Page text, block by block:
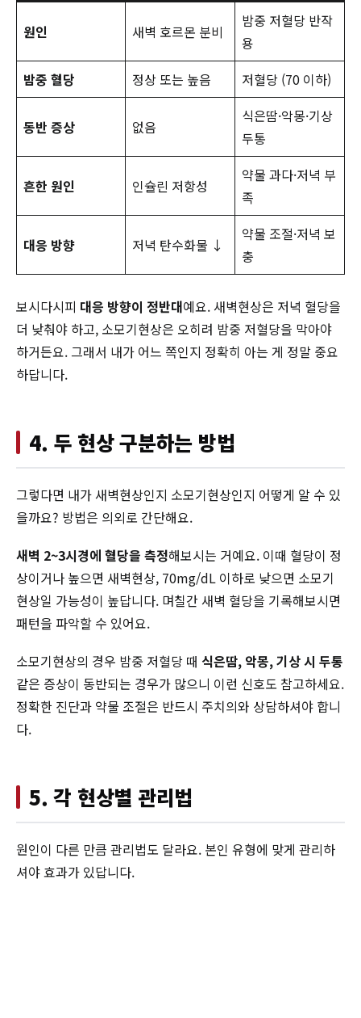
원인 새벽 호르몬 분비
밤중 저혈당 반작
용
밤중 혈당
정상 또는 높음 저혈당 (70 이하)
동반 증상 없음
식은땀·악몽·기상
두통
흔한 원인 인슐린 저항성
약물 과다·저녁 부
족
대응 방향 저녁 탄수화물 ↓
약물 조절·저녁 보
충
보시다시피 대응 방향이 정반대예요. 새벽현상은 저녁 혈당을
더 낮춰야 하고, 소모기현상은 오히려 밤중 저혈당을 막아야
하거든요. 그래서 내가 어느 쪽인지 정확히 아는 게 정말 중요
하답니다.
4. 두 현상 구분하는 방법
그렇다면 내가 새벽현상인지 소모기현상인지 어떻게 알 수 있
을까요? 방법은 의외로 간단해요.
새벽 2~3시경에 혈당을 측정해보시는 거예요. 이때 혈당이 정
상이거나 높으면 새벽현상, 70mg/dL 이하로 낮으면 소모기
현상일 가능성이 높답니다. 며칠간 새벽 혈당을 기록해보시면
패턴을 파악할 수 있어요.
소모기현상의 경우 밤중 저혈당 때 식은땀, 악몽, 기상 시 두통
같은 증상이 동반되는 경우가 많으니 이런 신호도 참고하세요.
정확한 진단과 약물 조절은 반드시 주치의와 상담하셔야 합니
다.
5. 각 현상별 관리법
원인이 다른 만큼 관리법도 달라요. 본인 유형에 맞게 관리하
셔야 효과가 있답니다.